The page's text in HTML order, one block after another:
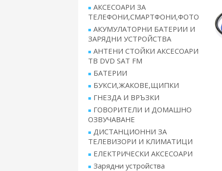
АКСЕСОАРИ ЗА
ТЕЛЕФОНИ,СМАРТФОНИ,ФОТО
АКУМУЛАТОРНИ БАТЕРИИ И
ЗАРЯДНИ УСТРОЙСТВА
АНТЕНИ СТОЙКИ АКСЕСОАРИ
ТВ DVD SAT FM
БАТЕРИИ
БУКСИ,ЖАКОВЕ,ЩИПКИ
ГНЕЗДА И ВРЪЗКИ
ГОВОРИТЕЛИ И ДОМАШНО
ОЗВУЧАВАНЕ
ДИСТАНЦИОННИ ЗА
ТЕЛЕВИЗОРИ И КЛИМАТИЦИ
ЕЛЕКТРИЧЕСКИ АКСЕСОАРИ
Зарядни устройства